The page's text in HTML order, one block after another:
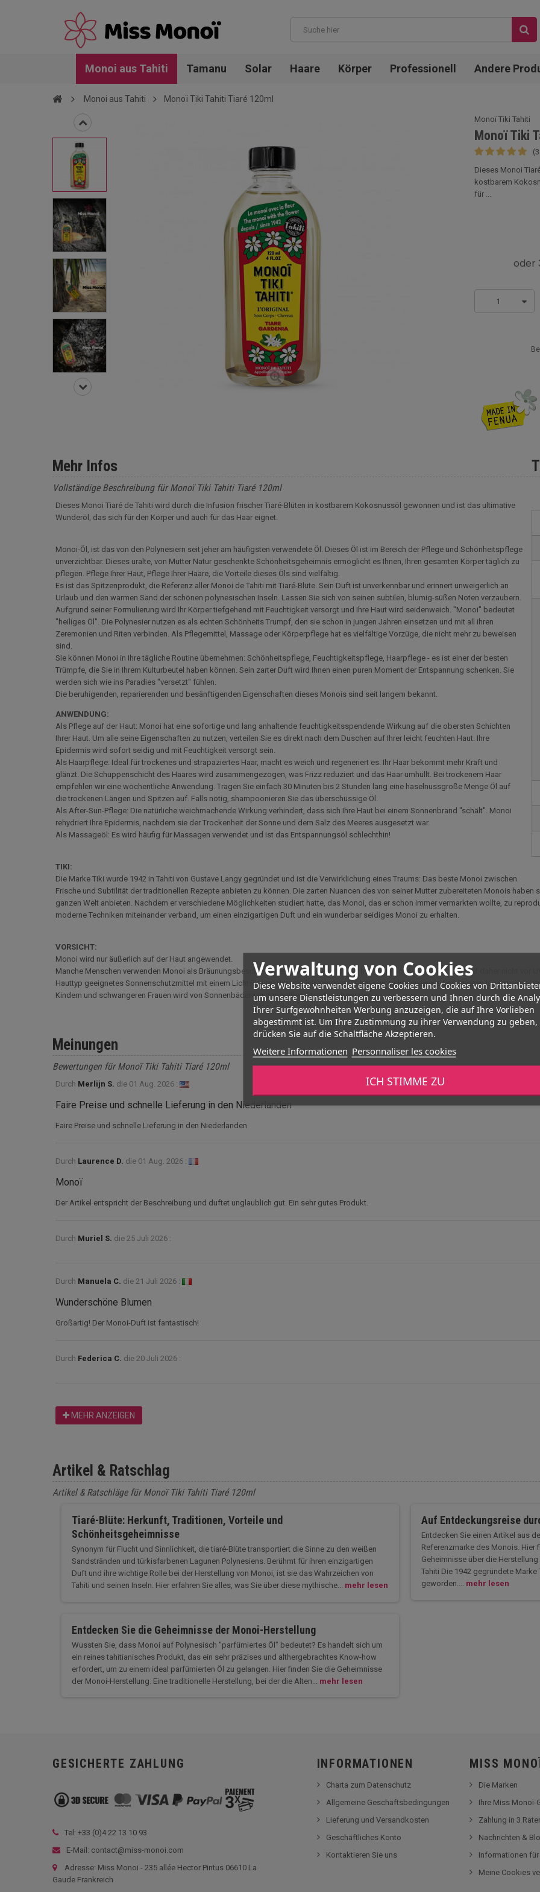
Verwaltung von Cookies
Diese Website verwendet eigene Cookies und Cookies von
um unsere Dienstleistungen zu verbessern und Ihnen durch die
Ihrer Surfgewohnheiten Werbung anzuzeigen, die auf Ihre Vorlieben
abgestimmt ist. Um Ihre Zustimmung zu ihrer Verwendung zu geben,
drücken Sie auf die Schaltfläche Akzeptieren.
Weitere Informationen Personnaliser les cookies
ICH STIMME ZU
Monoi aus Tahiti Tamanu Solar Haare Körper Professionell Andere
Monoi aus Tahiti Monoï Tiki Tahiti Tiaré 120ml
Monoï Tiki Tahiti
Monoï Tiki
Dieses Monoi
kostbarem
für ...
1
Mehr Infos
Vollständige Beschreibung für Monoï Tiki Tahiti Tiaré 120ml
Dieses Monoi Tiaré de Tahiti wird durch die Infusion frischer Tiaré-Blüten in kostbarem Kokosnussöl gewonnen und ist das ultimative
Wunderöl, das sich für den Körper und auch für das Haar eignet.
Monoi-Öl, ist das von den Polynesiern seit jeher am häufigsten verwendete Öl. Dieses Öl ist im Bereich der Pflege und Schönheitspflege
unverzichtbar. Dieses uralte, von Mutter Natur geschenkte Schönheitsgeheimnis ermöglicht es Ihnen, Ihren gesamten Körper täglich zu
pflegen. Pflege Ihrer Haut, Pflege Ihrer Haare, die Vorteile dieses Öls sind vielfältig.
Es ist das Spitzenprodukt, die Referenz aller Monoi de Tahiti mit Tiaré-Blüte. Sein Duft ist unverkennbar und erinnert unweigerlich an
Urlaub und den warmen Sand der schönen polynesischen Inseln. Lassen Sie sich von seinen subtilen, blumig-süßen Noten verzaubern.
Aufgrund seiner Formulierung wird Ihr Körper tiefgehend mit Feuchtigkeit versorgt und Ihre Haut wird seidenweich. "Monoi" bedeutet
"heiliges Öl". Die Polynesier nutzen es als echten Schönheits Trumpf, den sie schon in jungen Jahren einsetzen und mit all ihren
Zeremonien und Riten verbinden. Als Pflegemittel, Massage oder Körperpflege hat es vielfältige Vorzüge, die nicht mehr zu beweisen
sind.
Sie können Monoi in Ihre tägliche Routine übernehmen: Schönheitspflege, Feuchtigkeitspflege, Haarpflege - es ist einer der besten
Trümpfe, die Sie in Ihrem Kulturbeutel haben können. Sein zarter Duft wird Ihnen einen puren Moment der Entspannung schenken. Sie
werden sich wie ins Paradies "versetzt" fühlen.
Die beruhigenden, reparierenden und besänftigenden Eigenschaften dieses Monois sind seit langem bekannt.
ANWENDUNG:
Als Pflege auf der Haut: Monoi hat eine sofortige und lang anhaltende feuchtigkeitsspendende Wirkung auf die obersten Schichten
Ihrer Haut. Um alle seine Eigenschaften zu nutzen, verteilen Sie es direkt nach dem Duschen auf Ihrer leicht feuchten Haut. Ihre
Epidermis wird sofort seidig und mit Feuchtigkeit versorgt sein.
Als Haarpflege: Ideal für trockenes und strapaziertes Haar, macht es weich und regeneriert es. Ihr Haar bekommt mehr Kraft und
glänzt. Die Schuppenschicht des Haares wird zusammengezogen, was Frizz reduziert und das Haar umhüllt. Bei trockenem Haar
empfehlen wir eine wöchentliche Anwendung. Tragen Sie einfach 30 Minuten bis 2 Stunden lang eine haselnussgroße Menge Öl auf
die trockenen Längen und Spitzen auf. Falls nötig, shampoonieren Sie das überschüssige Öl.
Als After-Sun-Pflege: Die natürliche weichmachende Wirkung verhindert, dass sich Ihre Haut bei einem Sonnenbrand "schält". Monoi
rehydriert Ihre Epidermis, nachdem sie der Trockenheit der Sonne und dem Salz des Meeres ausgesetzt war.
Als Massageöl: Es wird häufig für Massagen verwendet und ist das Entspannungsöl schlechthin!
TIKI:
Die Marke Tiki wurde 1942 in Tahiti von Gustave Langy gegründet und ist die Verwirklichung eines Traums: Das beste Monoi zwischen
Frische und Subtilität der traditionellen Rezepte anbieten zu können. Die zarten Nuancen des von seiner Mutter zubereiteten Monois
ganzen Welt anbieten. Nachdem er verschiedene Möglichkeiten studiert hatte, das Monoi, das er schon immer vermarkten wollte, zu
moderne Techniken miteinander verband, um einen einzigartigen Duft und ein wunderbar seidiges Monoi zu erhalten.
VORSICHT:
Monoi wird nur äußerlich auf der Haut angewendet.
Manche Menschen verwenden Monoi als Bräunungsbeschleuniger, aber dieses Produkt hat keine Sonnenfilter und schützt daher nicht vor
Hauttyp geeignetes Sonnenschutzmittel mit einem Lichtschutzfaktor zu verwenden. Sie können sich von einem Arzt beraten lassen, um
Kindern und schwangeren Frauen wird von Sonnenbädern in den heißen Stunden abgeraten.
Meinungen
Bewertungen für Monoï Tiki Tahiti Tiaré 120ml
Durch Merlijn S. die 01 Aug. 2026 :
Faire Preise und schnelle Lieferung in den Niederlanden
Faire Preise und schnelle Lieferung in den Niederlanden
Durch Laurence D. die 01 Aug. 2026 :
Monoï
Der Artikel entspricht der Beschreibung und duftet unglaublich gut. Ein sehr gutes Produkt.
Durch Muriel S. die 25 Juli 2026 :
Durch Manuela C. die 21 Juli 2026 :
Wunderschöne Blumen
Großartig! Der Monoi-Duft ist fantastisch!
Durch Federica C. die 20 Juli 2026 :
MEHR ANZEIGEN
Artikel & Ratschlag
Artikel & Ratschläge für Monoï Tiki Tahiti Tiaré 120ml
Tiaré-Blüte: Herkunft, Traditionen, Vorteile und
Schönheitsgeheimnisse
Synonym für Flucht und Sinnlichkeit, die tiaré-Blüte transportiert die Sinne zu den weißen
Sandstränden und türkisfarbenen Lagunen Polynesiens. Berühmt für ihren einzigartigen
Duft und ihre wichtige Rolle bei der Herstellung von Monoi, ist sie das Wahrzeichen von
Tahiti und seinen Inseln. Hier erfahren Sie alles, was Sie über diese mythische... mehr lesen
Auf Entdeckungsreise
Entdecken Sie einen Artikel aus
Referenzmarke des Monois. Hier
Geheimnisse über die
Tahiti Die 1942 gegründete
geworden.... mehr lesen
Entdecken Sie die Geheimnisse der Monoi-Herstellung
Wussten Sie, dass Monoi auf Polynesisch "parfümiertes Öl" bedeutet? Es handelt sich um
ein reines tahitianisches Produkt, das ein sehr präzises und althergebrachtes Know-how
erfordert, um zu einem ideal parfümierten Öl zu gelangen. Hier finden Sie die Geheimnisse
der Monoi-Herstellung. Eine traditionelle Herstellung, bei der die Alten... mehr lesen
GESICHERTE ZAHLUNG
Tel: +33 (0)4 22 13 10 93
E-Mail: contact@miss-monoi.com
Adresse: Miss Monoi - 235 allée Hector Pintus 06610 La
Gaude Frankreich
INFORMATIONEN
Charta zum Datenschutz
Allgemeine Geschäftsbedingungen
Lieferung und Versandkosten
Geschäftliches Konto
Kontaktieren Sie uns
MISS
Die Marken
Ihre Miss Monoï-
Zahlung in 3
Nachrichten &
Informationen für
Meine Cookies